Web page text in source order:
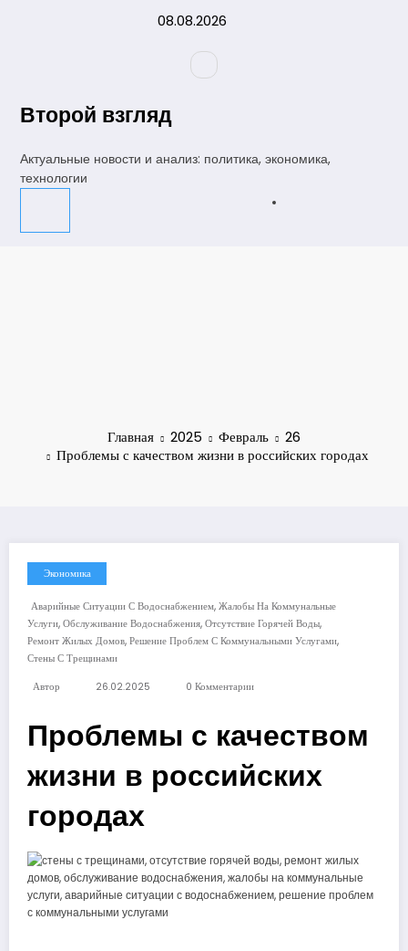
08.08.2026
Второй взгляд
Актуальные новости и анализ: политика, экономика,
технологии
Главная 2025 Февраль
26
Проблемы с качеством жизни в российских городах
Экономика
Аварийные Ситуации С Водоснабжением, Жалобы На Коммунальные
Услуги, Обслуживание Водоснабжения, Отсутствие Горячей Воды,
Ремонт Жилых Домов, Решение Проблем С Коммунальными Услугами,
Стены С Трещинами
Автор 26.02.2025 0 Комментарии
Проблемы с качеством
жизни в российских
городах